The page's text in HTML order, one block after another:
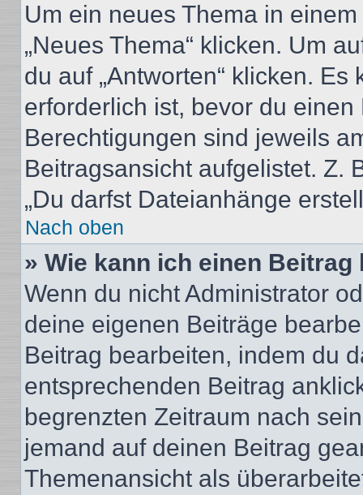
Um ein neues Thema in
„Neues Thema“ klicken. Um
du auf „Antworten“ klicken.
erforderlich ist, bevor du
Berechtigungen sind jeweils
Beitragsansicht aufgelistet. Z.
„Du darfst Dateianhänge
Nach oben
» Wie kann ich einen
Wenn du nicht Administrator
deine eigenen Beiträge
Beitrag bearbeiten, indem du
entsprechenden Beitrag
begrenzten Zeitraum nach
jemand auf deinen Beitrag
Themenansicht als